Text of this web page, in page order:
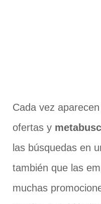
Cada vez
ofertas y
las búsquedas en
también que las
muchas